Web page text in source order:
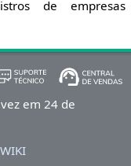
de empresas
em 24 de